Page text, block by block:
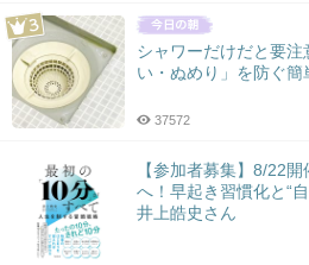
シャワーだけだと要
い・ぬめり」を防ぐ簡
37572
【参加者募集】8/22
へ！早起き習慣化と“
井上皓史さん